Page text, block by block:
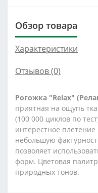
Обзор товара
Характеристики
Отзывов (0)
Рогожка "Relax"
приятная на ощупь
(100 000 циклов по
интерестное плетение
небольшую
позволяет
форм. Цветовая
природных тонов.